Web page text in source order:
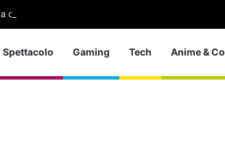
d’Europa dei tuffi: a Parigi 5 ori per l’azzurra
Spettacolo Gaming Tech Anime &